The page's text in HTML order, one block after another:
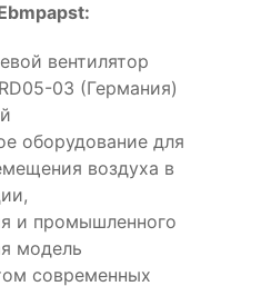
вентилятор
03 (Германия)
оборудование для
воздуха в
и промышленного
модель
современных